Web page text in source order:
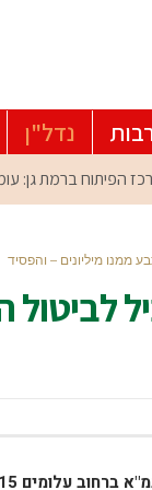
נדל"ן
ממנו מיליונים – והפסיד